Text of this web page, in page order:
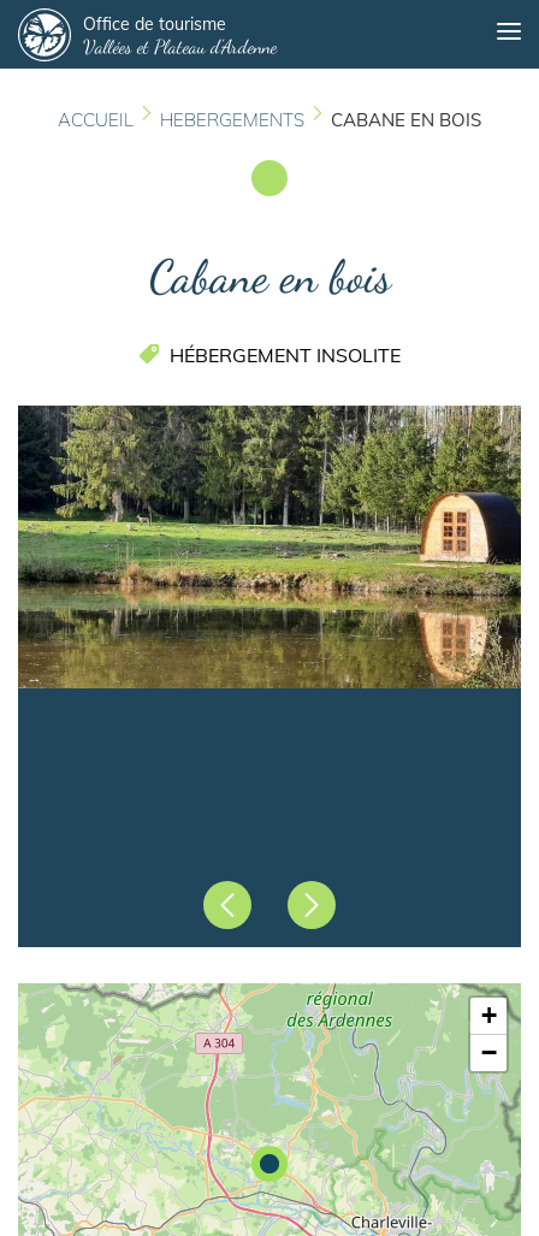
au
contenu
principal
Office de tourisme
Vallées et Plateau d'Ardenne
ACCUEIL HEBERGEMENTS CABANE EN BOIS
Cabane en bois
HÉBERGEMENT INSOLITE
PrécédentSuivant
+
−
Panneau de gestion des cookies